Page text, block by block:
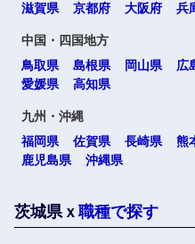
福岡県
長崎県
鹿児島県
滋賀県
京都府 大阪府 兵
中国・四国地方
鳥取県
島根県 岡山県 広
愛媛県
高知県
九州・沖縄
福岡県
佐賀県 長崎県 熊
鹿児島県
沖縄県
茨城県ｘ 職種で探す